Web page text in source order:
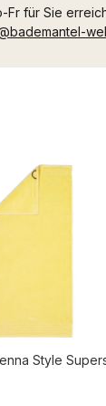
Fr für Sie
von 4.5
Style